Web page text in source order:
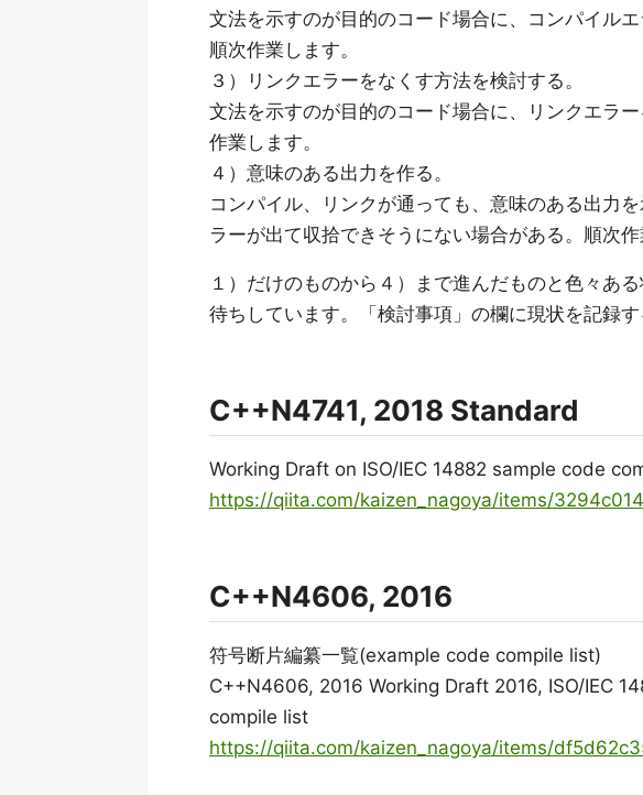
文法を示すのが目的のコード場合に、コンパイル
順次作業します。
３）リンクエラーをなくす方法を検討する。
文法を示すのが目的のコード場合に、リンクエラ
作業します。
４）意味のある出力を作る。
コンパイル、リンクが通っても、意味のある出力
ラーが出て収拾できそうにない場合がある。順次作
１）だけのものから４）まで進んだものと色々あ
待ちしています。「検討事項」の欄に現状を記録す
C++N4741, 2018 Standard
Working Draft on ISO/IEC 14882 sample code
https://qiita.com/kaizen_nagoya/items/
C++N4606, 2016
符号断片編纂一覧(example code compile list)
C++N4606, 2016 Working Draft 2016, ISO/IEC
compile list
https://qiita.com/kaizen_nagoya/items/